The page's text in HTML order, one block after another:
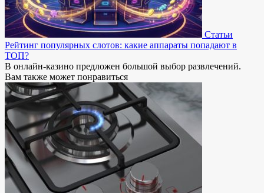
Статьи
Рейтинг популярных слотов: какие аппараты попадают в
ТОП?
В онлайн-казино предложен большой выбор развлечений.
Вам также может понравиться